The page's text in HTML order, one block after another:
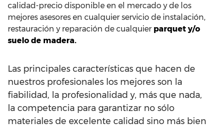
calidad-precio disponible en el mercado y de los
mejores asesores en cualquier servicio de instalación,
restauración y reparación de cualquier parquet y/o
suelo de madera.
Las principales características que hacen de
nuestros profesionales los mejores son la
fiabilidad, la profesionalidad y, más que nada,
la competencia para garantizar no sólo
materiales de excelente calidad sino más bien